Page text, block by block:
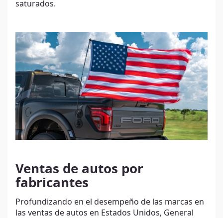
saturados.
Ventas de autos por
fabricantes
Profundizando en el desempeño de las marcas en
las ventas de autos en Estados Unidos, General